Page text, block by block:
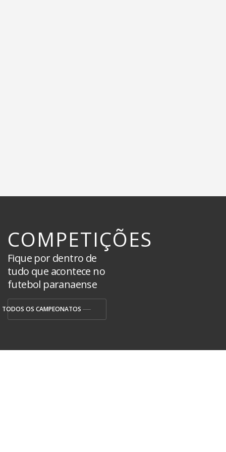
COMPETIÇÕES
Fique por dentro de
tudo que acontece no
futebol paranaense
TODOS OS CAMPEONATOS